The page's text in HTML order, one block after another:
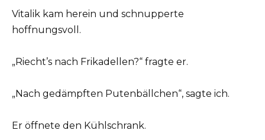
Vitalik kam herein und schnupperte
hoffnungsvoll.
„Riecht’s nach Frikadellen?“ fragte er.
„Nach gedämpften Putenbällchen“, sagte ich.
Er öffnete den Kühlschrank.